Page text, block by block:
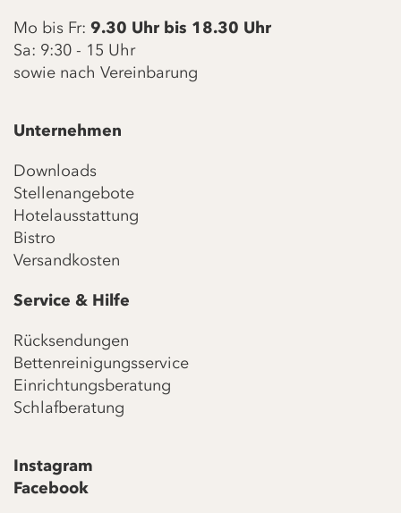
Mo bis Fr: 9.30 Uhr bis 18.30 Uhr
Sa: 9:30 - 15 Uhr
sowie nach Vereinbarung
Unternehmen
Downloads
Stellenangebote
Hotelausstattung
Bistro
Versandkosten
Service & Hilfe
Rücksendungen
Bettenreinigungsservice
Einrichtungsberatung
Schlafberatung
Instagram
Facebook